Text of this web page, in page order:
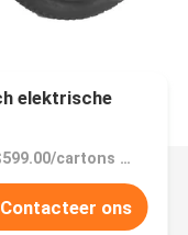
elektrische
Prijs：$599.00/cartons 2-59 cartons
Contacteer ons